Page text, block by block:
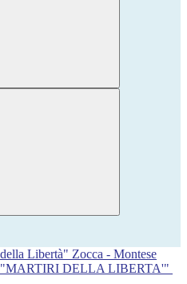
"MARTIRI DELLA LIBERTA'"